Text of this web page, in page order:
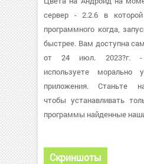
сервер - 2.2.6 в
программного когда,
быстрее. Вам доступна
от 24 июл. 2023?г. -
используете морально
приложения. Станьте
чтобы устанавливать
программы найденные
Скриншоты